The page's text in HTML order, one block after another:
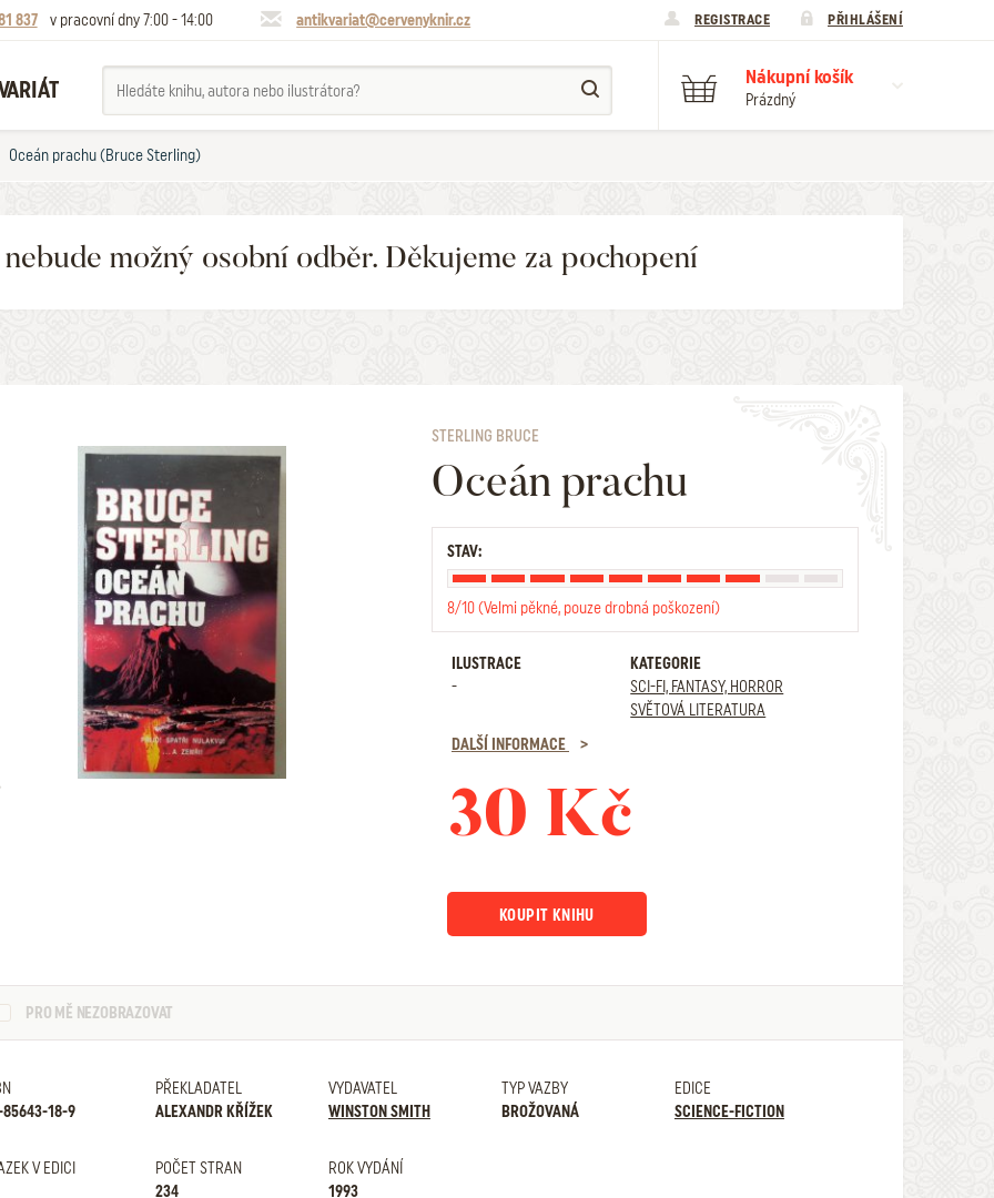
837 v pracovní dny 7:00 - 14:00 antikvariat@cervenyknir.cz REGISTRACE PŘIHLÁŠENÍ
Nákupní košík
Prázdný
Oceán prachu (Bruce Sterling)
možný osobní odběr. Děkujeme za pochopení
STERLING BRUCE
Oceán prachu
STAV:
8/10 (Velmi pěkné, pouze drobná poškození)
ILUSTRACE
-
KATEGORIE
SCI-FI, FANTASY, HORROR
SVĚTOVÁ LITERATURA
DALŠÍ INFORMACE
30 Kč
KOUPIT KNIHU
PRO MĚ NEZOBRAZOVAT
18-9
PŘEKLADATEL
ALEXANDR KŘÍŽEK
VYDAVATEL
WINSTON SMITH
TYP VAZBY
BROŽOVANÁ
EDICE
SCIENCE-FICTION
V EDICI
POČET STRAN
234
ROK VYDÁNÍ
1993